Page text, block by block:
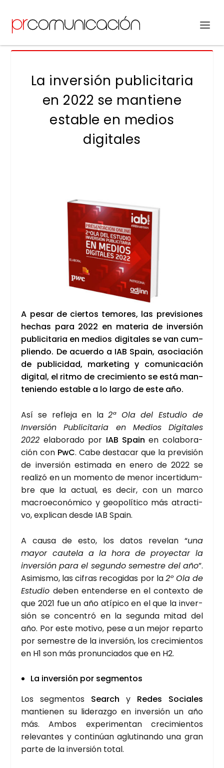
La inversión publicitaria
en 2022 se mantiene
estable en medios
digitales
A pesar de cier­tos temo­res, las pre­vi­sio­nes
hechas para 2022 en mate­ria de inver­sión
publi­ci­ta­ria en medios digi­ta­les se van cum­
plien­do. De acuer­do a IAB Spain, aso­cia­ción
de publi­ci­dad, mar­ke­ting y comu­ni­ca­ción
digi­tal, el rit­mo de cre­ci­mien­to se está man­
te­nien­do esta­ble a lo lar­go de este año.
Así se refle­ja en la2ª Ola del Estu­dio de
Inver­sión Publi­ci­ta­ria en Medios Digi­ta­les
2022 ela­bo­ra­do por IAB Spain en cola­bo­ra­
ción con PwC. Cabe des­ta­car que la pre­vi­sión
de inver­sión esti­ma­da en enero de 2022 se
reali­zó en un momen­to de menor incer­ti­dum­
bre que la actual, es decir, con un mar­co
macro­eco­nó­mi­co y geo­po­lí­ti­co más atrac­ti­
vo, expli­can des­de IAB Spain.
A cau­sa de esto, los datos reve­lan “una
mayor cau­te­la a la hora de pro­yec­tar la
inver­sión para el segun­do semes­tre del año”.
Asi­mis­mo, las cifras reco­gi­das por la2º Ola de
Estu­dio deben enten­der­se en el con­tex­to de
que 2021 fue un año atí­pi­co en el que la inver­
sión se con­cen­tró en la segun­da mitad del
año. Por este moti­vo, pese a un mejor repar­to
por semes­tre de la inver­sión, los cre­ci­mien­tos
en H1 son más pro­nun­cia­dos que en H2.
La inver­sión por seg­men­tos
Los seg­men­tos Search y Redes Socia­les
man­tie­nen su lide­raz­go en inver­sión un año
más. Ambos expe­ri­men­tan cre­ci­mien­tos
rele­van­tes y con­ti­núan aglu­ti­nan­do una gran
par­te de la inver­sión total.